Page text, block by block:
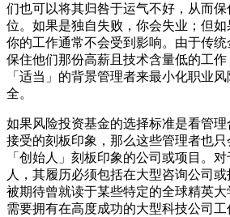
们也可以将其归咎于运气不好，从而
位。如果是独自失败，你会失业；但如
你的工作通常不会受到影响。由于传
保住他们那份高薪且技术含量低的工
「适当」的背景管理者来最小化职业
全。
如果风险投资基金的选择标准是看管
接受的刻板印象，那么这些管理者也
「创始人」刻板印象的公司或项目。
人，其履历必须包括在大型咨询公司
被期待曾就读于某些特定的全球精英大
需要拥有在高度成功的大型科技公司